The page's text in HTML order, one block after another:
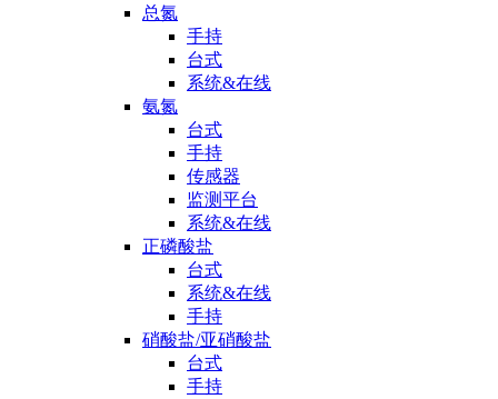
总氮
手持
台式
系统&在线
氨氮
台式
手持
传感器
监测平台
系统&在线
正磷酸盐
台式
系统&在线
手持
硝酸盐/亚硝酸盐
台式
手持